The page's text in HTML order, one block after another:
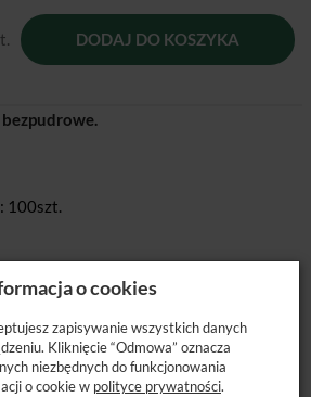
DODAJ DO KOSZYKA
100szt.
o cookies
zapisywanie wszystkich danych
Kliknięcie “Odmowa” oznacza
niezbędnych do funkcjonowania
o cookie w polityce prywatności.